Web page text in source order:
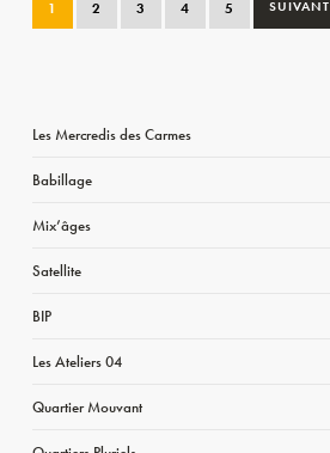
1 2 3 4 5 SUIVANT
Les Mercredis des Carmes
Babillage
Mix’âges
Satellite
BIP
Les Ateliers 04
Quartier Mouvant